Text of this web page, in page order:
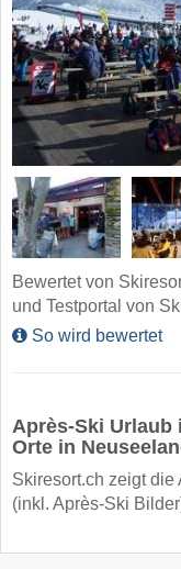
Bewertet von
und Testportal von
So wird bewertet
Après-Ski Urlaub
Orte in
Skiresort.ch zeigt
(inkl. Après-Ski